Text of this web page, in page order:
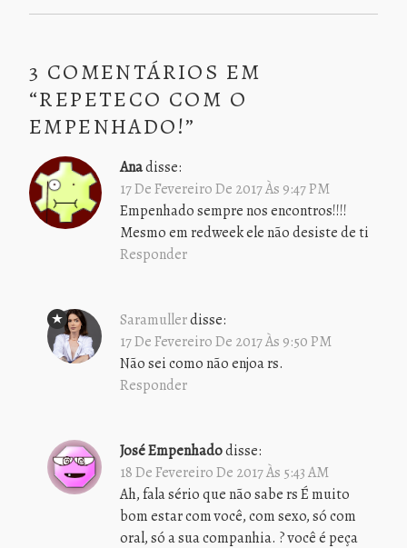
3 COMENTÁRIOS EM
“REPETECO COM O
EMPENHADO!”
Anadisse:
17 De Fevereiro De 2017 Às 9:47 PM
Empenhado sempre nos encontros!!!!
Mesmo em redweek ele não desiste de ti
Responder
Saramullerdisse:
17 De Fevereiro De 2017 Às 9:50 PM
Não sei como não enjoa rs.
Responder
José Empenhadodisse:
18 De Fevereiro De 2017 Às 5:43 AM
Ah, fala sério que não sabe rs É muito
bom estar com você, com sexo, só com
oral, só a sua companhia. ? você é peça